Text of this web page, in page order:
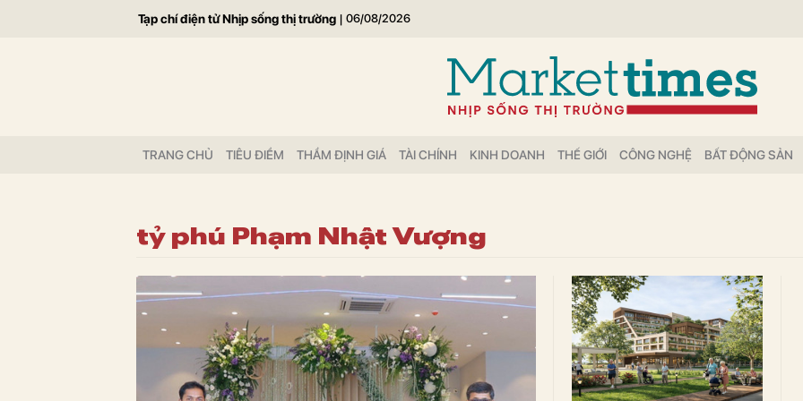
Tạp chí điện tử Nhịp sống thị trường | 06/08/2026
TRANG CHỦ TIÊU ĐIỂM THẨM ĐỊNH GIÁ TÀI CHÍNH KINH DOANH THẾ GIỚI CÔNG NGHỆ BẤT ĐỘNG SẢN
tỷ phú Phạm Nhật Vượng